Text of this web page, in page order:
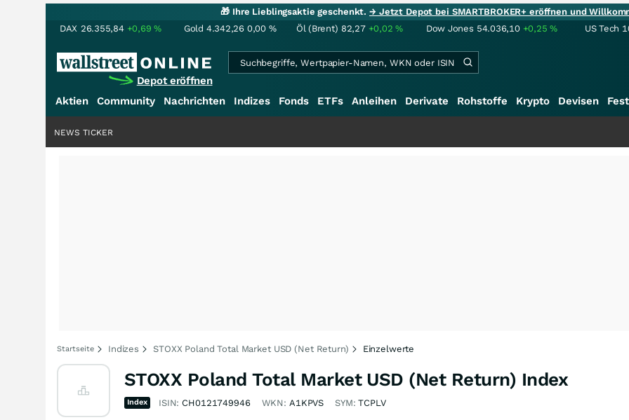
🎁 Ihre Lieblingsaktie geschenkt.→ Jetzt Depot bei SMARTBROKER+ eröffnen und
DAX 26.355,84 +0,69% Gold 4.342,26 0,00 % Öl (Brent) 82,27 +0,02% Dow Jones 54.036,10 +0,25% US Tech
Depot eröffnen
Aktien Community Nachrichten Indizes Fonds ETFs Anleihen Derivate Rohstoffe Krypto Devisen
NEWS TICKER
Startseite Indizes STOXX Poland Total Market USD (Net Return) Einzelwerte
STOXX Poland Total Market USD (Net Return) Index
Index ISIN: CH0121749946 WKN: A1KPVS SYM:TCPLV